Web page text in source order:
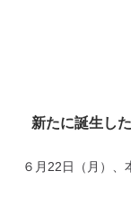
新たに誕生し
６月22日（月）、